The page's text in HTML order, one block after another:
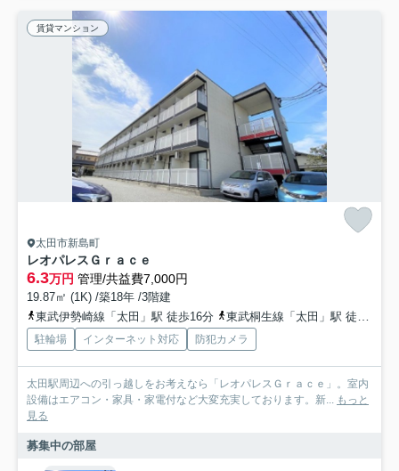
賃貸マンション
太田市新島町
レオパレスＧｒａｃｅ
6.3万円 管理/共益費7,000円
19.87㎡ (1K) /築18年 /3階建
東武伊勢崎線「太田」駅 徒歩16分
東武桐生線「太田」駅 徒歩16分
駐輪場 インターネット対応 防犯カメラ
太田駅周辺への引っ越しをお考えなら「レオパレスＧｒａｃｅ」。室内
設備はエアコン・家具・家電付など大変充実しております。新... もっと
見る
募集中の部屋